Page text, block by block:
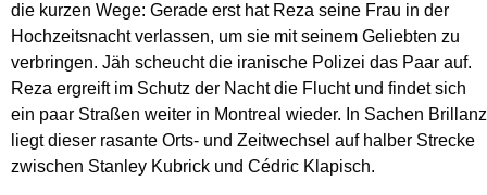
die kurzen Wege: Gerade erst hat Reza seine Frau in der
Hochzeitsnacht verlassen, um sie mit seinem Geliebten zu
verbringen. Jäh scheucht die iranische Polizei das Paar auf.
Reza ergreift im Schutz der Nacht die Flucht und findet sich
ein paar Straßen weiter in Montreal wieder. In Sachen Brillanz
liegt dieser rasante Orts- und Zeitwechsel auf halber Strecke
zwischen Stanley Kubrick und Cédric Klapisch.